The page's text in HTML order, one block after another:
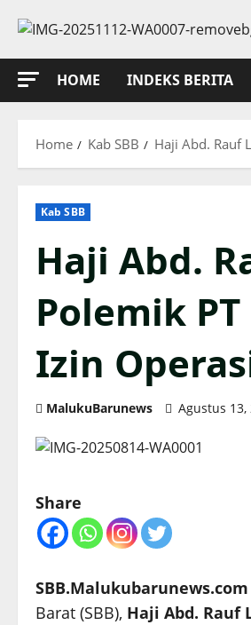
content
HOME
INDEKS BERITA
Home Kab SBB Haji Abd. Rauf
Kab SBB
Haji Abd.
Polemik
Izin
MalukuBarunews Agustus 13,
Share
SBB.Malukubarunews.com
Barat (SBB), Haji Abd. Rauf